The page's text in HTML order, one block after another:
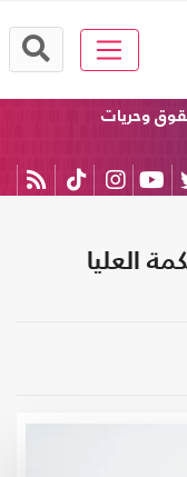
وحريات
العليا